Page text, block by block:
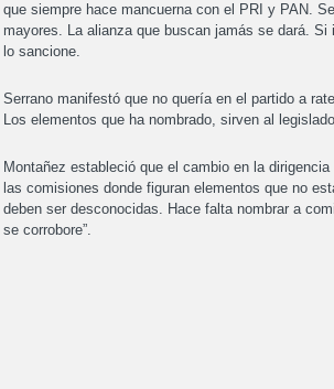
que siempre hace mancuerna con el PRI y PAN.
mayores. La alianza que buscan jamás se dará.
lo sancione.
Serrano manifestó que no quería en el partido a
Los elementos que ha nombrado, sirven al
Montañez estableció que el cambio en la
las comisiones donde figuran elementos que no
deben ser desconocidas. Hace falta nombrar a
se corrobore”.